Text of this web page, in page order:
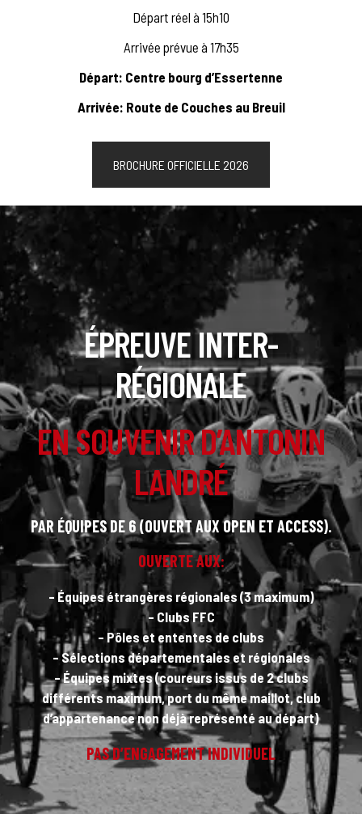
Départ réel à 15h10
Arrivée prévue à 17h35
Départ: Centre bourg d’Essertenne
Arrivée: Route de Couches au Breuil
BROCHURE OFFICIELLE 2026
ÉPREUVE INTER-
RÉGIONALE
EN SOUVENIR D’ANTONIN
LANDRÉ
PAR ÉQUIPES DE 6 (OUVERT AUX OPEN ET ACCESS).
OUVERTE AUX:
– Équipes étrangères régionales (3 maximum)
– Clubs FFC
– Pôles et ententes de clubs
– Sélections départementales et régionales
– Équipes mixtes (coureurs issus de 2 clubs
différents maximum, port du même maillot, club
d’appartenance non déjà représenté au départ)
PAS D’ENGAGEMENT INDIVIDUEL